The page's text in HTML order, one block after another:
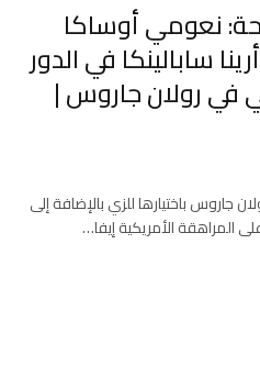
نعومي أوساكا
سابالينكا في الدور
في رولان جاروس |
باختيارها للزي بالإضافة إلى
المراهقة الأمريكية إيفا…